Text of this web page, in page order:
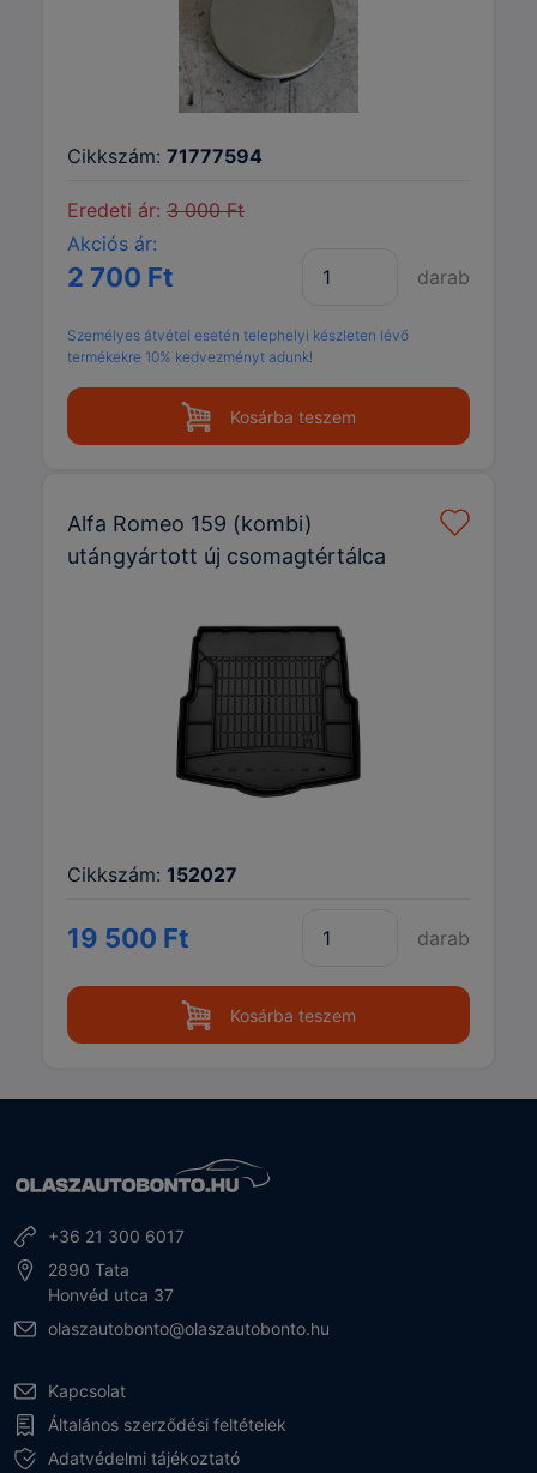
Cikkszám: 71777594
Eredeti ár: 3 000 Ft
Akciós ár:
2 700 Ft darab
Személyes átvétel esetén telephelyi készleten lévő
termékekre 10% kedvezményt adunk!
Kosárba teszem
Alfa Romeo 159 (kombi)
utángyártott új csomagtértálca
Cikkszám: 152027
19 500 Ft darab
Kosárba teszem
+36 21 300 6017
2890 Tata
Honvéd utca 37
olaszautobonto@olaszautobonto.hu
Kapcsolat
Általános szerződési feltételek
Adatvédelmi tájékoztató